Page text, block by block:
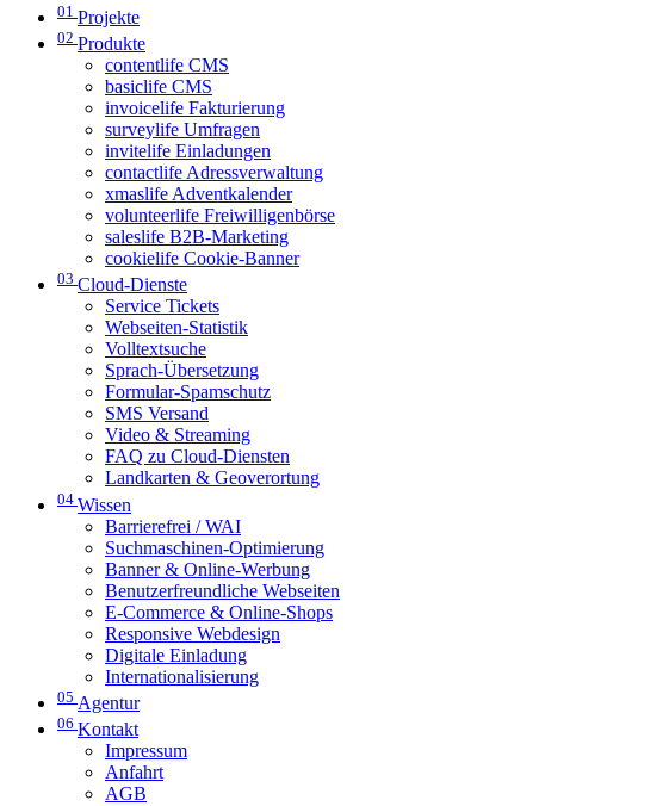
01 Projekte
02 Produkte
contentlife CMS
basiclife CMS
invoicelife Fakturierung
surveylife Umfragen
invitelife Einladungen
contactlife Adressverwaltung
xmaslife Adventkalender
volunteerlife Freiwilligenbörse
saleslife B2B-Marketing
cookielife Cookie-Banner
03 Cloud-Dienste
Service Tickets
Webseiten-Statistik
Volltextsuche
Sprach-Übersetzung
Formular-Spamschutz
SMS Versand
Video & Streaming
FAQ zu Cloud-Diensten
Landkarten & Geoverortung
04 Wissen
Barrierefrei / WAI
Suchmaschinen-Optimierung
Banner & Online-Werbung
Benutzerfreundliche Webseiten
E-Commerce & Online-Shops
Responsive Webdesign
Digitale Einladung
Internationalisierung
05 Agentur
06 Kontakt
Impressum
Anfahrt
AGB